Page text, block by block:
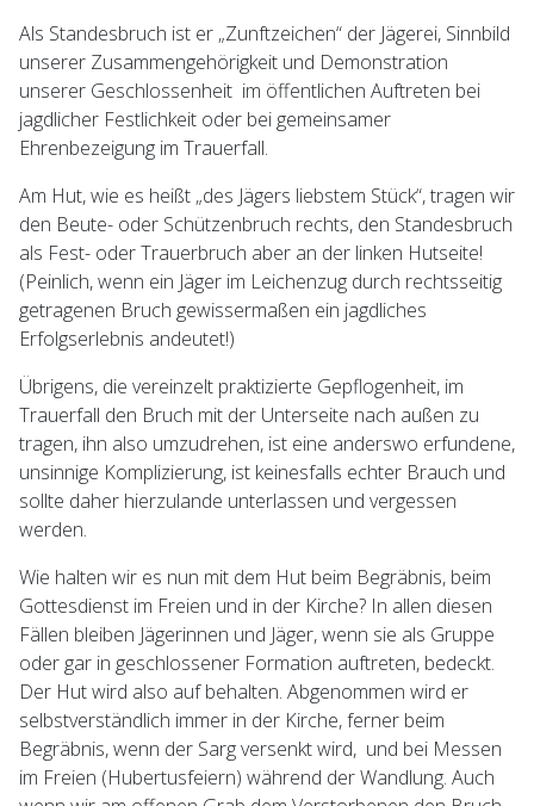
Als Standesbruch ist er „Zunftzeichen“ der Jägerei, Sinnbild
unserer Zusammengehörigkeit und Demonstration
unserer Geschlossenheit im öffentlichen Auftreten bei
jagdlicher Festlichkeit oder bei gemeinsamer
Ehrenbezeigung im Trauerfall.
Am Hut, wie es heißt „des Jägers liebstem Stück“, tragen wir
den Beute- oder Schützenbruch rechts, den Standesbruch
als Fest- oder Trauerbruch aber an der linken Hutseite!
(Peinlich, wenn ein Jäger im Leichenzug durch rechtsseitig
getragenen Bruch gewissermaßen ein jagdliches
Erfolgserlebnis andeutet!)
Übrigens, die vereinzelt praktizierte Gepflogenheit, im
Trauerfall den Bruch mit der Unterseite nach außen zu
tragen, ihn also umzudrehen, ist eine anderswo erfundene,
unsinnige Komplizierung, ist keinesfalls echter Brauch und
sollte daher hierzulande unterlassen und vergessen
werden.
Wie halten wir es nun mit dem Hut beim Begräbnis, beim
Gottesdienst im Freien und in der Kirche? In allen diesen
Fällen bleiben Jägerinnen und Jäger, wenn sie als Gruppe
oder gar in geschlossener Formation auftreten, bedeckt.
Der Hut wird also auf behalten. Abgenommen wird er
selbstverständlich immer in der Kirche, ferner beim
Begräbnis, wenn der Sarg versenkt wird, und bei Messen
im Freien (Hubertusfeiern) während der Wandlung. Auch